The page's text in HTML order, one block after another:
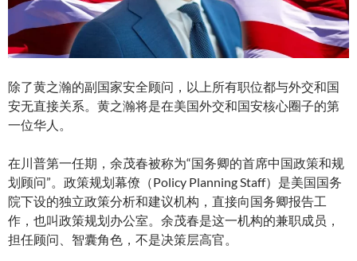
除了黄之瀚的副国家安全顾问，以上所有职位都与外交和国
安无直接关系。黄之瀚将是在美国外交和国安核心圈子的第
一位华人。
在川普第一任期，余茂春被称为“国务卿的首席中国政策和规
划顾问”。政策规划幕僚（Policy Planning Staff）是美国国务
院下设的独立政策分析和建议机构，直接向国务卿报告工
作，也叫政策规划办公室。余茂春是这一机构的兼职成员，
担任顾问、智囊角色，不是决策层高官。